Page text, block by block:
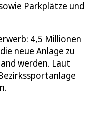
Parkplätze und
4,5 Millionen
neue Anlage zu
werden. Laut